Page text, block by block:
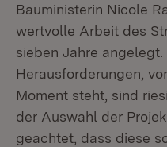
Bauministerin Nicole
wertvolle Arbeit des
sieben Jahre angelegt.
Herausforderungen,
Moment steht, sind
der Auswahl der
geachtet, dass diese